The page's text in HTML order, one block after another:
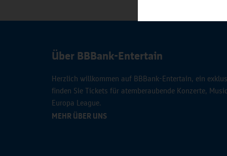
Über BBBank-Entertain
Herzlich willkommen auf BBBank-Entertain, ein
finden Sie Tickets für atemberaubende Konzerte,
Europa League.
MEHR ÜBER UNS